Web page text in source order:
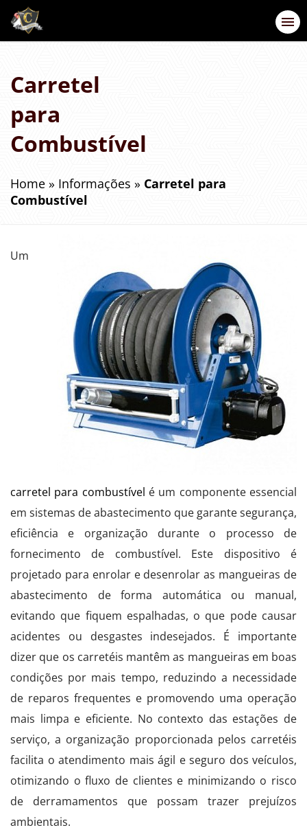
Carretel
para
Combustível
Home » Informações » Carretel para
Combustível
Um
carretel para combustível é um componente essencial
em sistemas de abastecimento que garante segurança,
eficiência e organização durante o processo de
fornecimento de combustível. Este dispositivo é
projetado para enrolar e desenrolar as mangueiras de
abastecimento de forma automática ou manual,
evitando que fiquem espalhadas, o que pode causar
acidentes ou desgastes indesejados. É importante
dizer que os carretéis mantêm as mangueiras em boas
condições por mais tempo, reduzindo a necessidade
de reparos frequentes e promovendo uma operação
mais limpa e eficiente. No contexto das estações de
serviço, a organização proporcionada pelos carretéis
facilita o atendimento mais ágil e seguro dos veículos,
otimizando o fluxo de clientes e minimizando o risco
de derramamentos que possam trazer prejuízos
ambientais.